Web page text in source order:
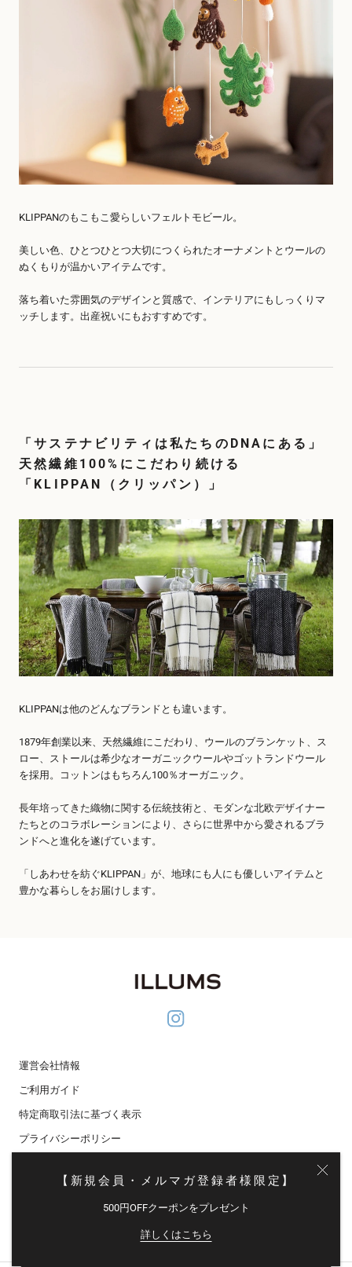
【新規会員・メルマガ登録者様限定】
500円OFFクーポンをプレゼント
詳しくはこちら
KLIPPANのもこもこ愛らしいフェルトモビール。
美しい色、ひとつひとつ大切につくられたオーナメントとウールの
ぬくもりが温かいアイテムです。
落ち着いた雰囲気のデザインと質感で、インテリアにもしっくりマ
ッチします。出産祝いにもおすすめです。
「サステナビリティは私たちのDNAにある」
天然繊維100%にこだわり続ける
「KLIPPAN（クリッパン）」
KLIPPANは他のどんなブランドとも違います。
1879年創業以来、天然繊維にこだわり、ウールのブランケット、ス
ロー、ストールは希少なオーガニックウールやゴットランドウール
を採用。コットンはもちろん100％オーガニック。
長年培ってきた織物に関する伝統技術と、モダンな北欧デザイナー
たちとのコラボレーションにより、さらに世界中から愛されるブラ
ンドへと進化を遂げています。
「しあわせを紡ぐKLIPPAN」が、地球にも人にも優しいアイテムと
豊かな暮らしをお届けします。
運営会社情報
ご利用ガイド
特定商取引法に基づく表示
プライバシーポリシー
メールマガジン登録
© イルムス オンラインストア